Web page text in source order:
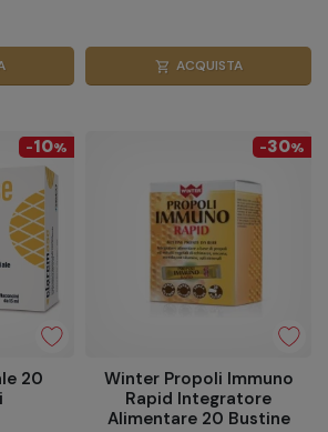
shopping_cart ACQUISTA
-10%
20
-30%
Winter Propoli Immuno
Rapid Integratore
Alimentare 20 Bustine